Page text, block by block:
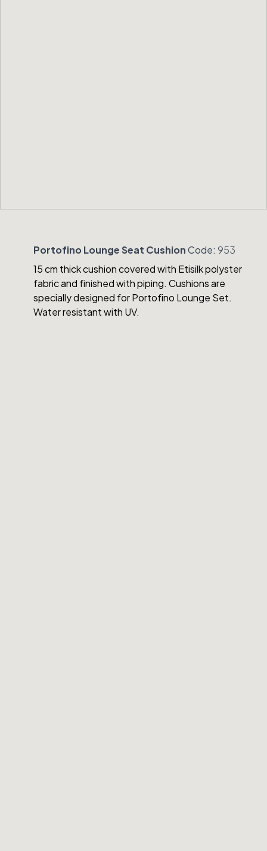
Portofino Lounge Seat CushionCode: 953
15 cm thick cushion covered with Etisilk polyster
fabric and finished with piping. Cushions are
specially designed for Portofino Lounge Set.
Water resistant with UV.